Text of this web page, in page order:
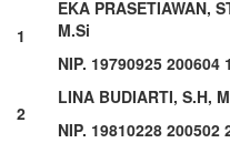
1
EKA PRASETIAWAN,
M.Si
NIP. 19790925 200604
2
LINA BUDIARTI, S.H,
NIP. 19810228 200502